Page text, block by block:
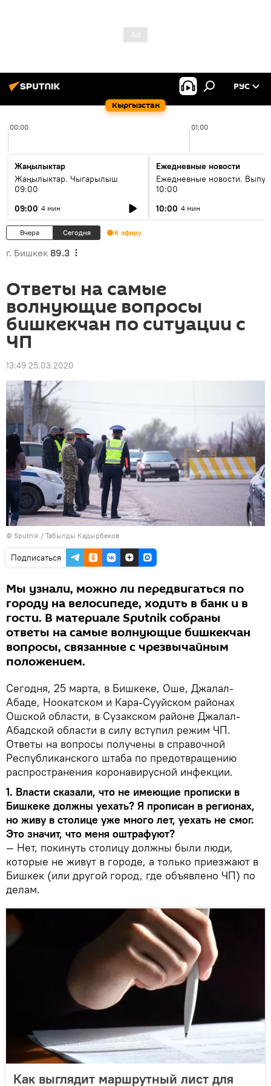
Кыргызстан
РУС
00:00 01:00
Жаңылыктар
Жаңылыктар. Чыгарылыш
09:00
09:00 4 мин
Ежедневные новости
Ежедневные новости.
10:00
10:00 4 мин
Вчера Сегодня К эфиру
г. Бишкек 89.3
Ответы на самые
волнующие вопросы
бишкекчан по ситуации с
ЧП
13:49 25.03.2020
© Sputnik / Табылды Кадырбеков
Подписаться
Мы узнали, можно ли передвигаться по
городу на велосипеде, ходить в банк и в
гости. В материале Sputnik собраны
ответы на самые волнующие бишкекчан
вопросы, связанные с чрезвычайным
положением.
Сегодня, 25 марта, в Бишкеке, Оше, Джалал-
Абаде, Ноокатском и Кара-Сууйском районах
Ошской области, в Сузакском районе Джалал-
Абадской области в силу вступил режим ЧП.
Ответы на вопросы получены в справочной
Республиканского штаба по предотвращению
распространения коронавирусной инфекции.
1. Власти сказали, что не имеющие прописки в
Бишкеке должны уехать? Я прописан в регионах,
но живу в столице уже много лет, уехать не смог.
Это значит, что меня оштрафуют?
— Нет, покинуть столицу должны были люди,
которые не живут в городе, а только приезжают в
Бишкек (или другой город, где объявлено ЧП) по
делам.
Как выглядит маршрутный лист для